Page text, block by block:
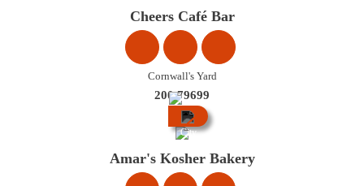
Cheers Café Bar
Cornwall's Yard
200 79699
City
Amar's Kosher Bakery